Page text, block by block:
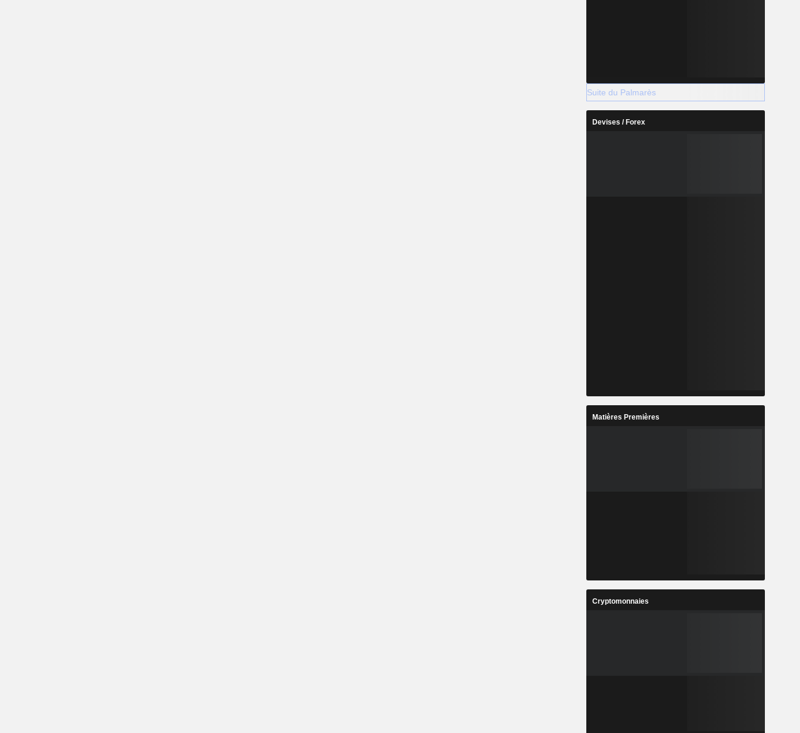
Suite du Palmarès
Devises / Forex
Matières Premières
Cryptomonnaies